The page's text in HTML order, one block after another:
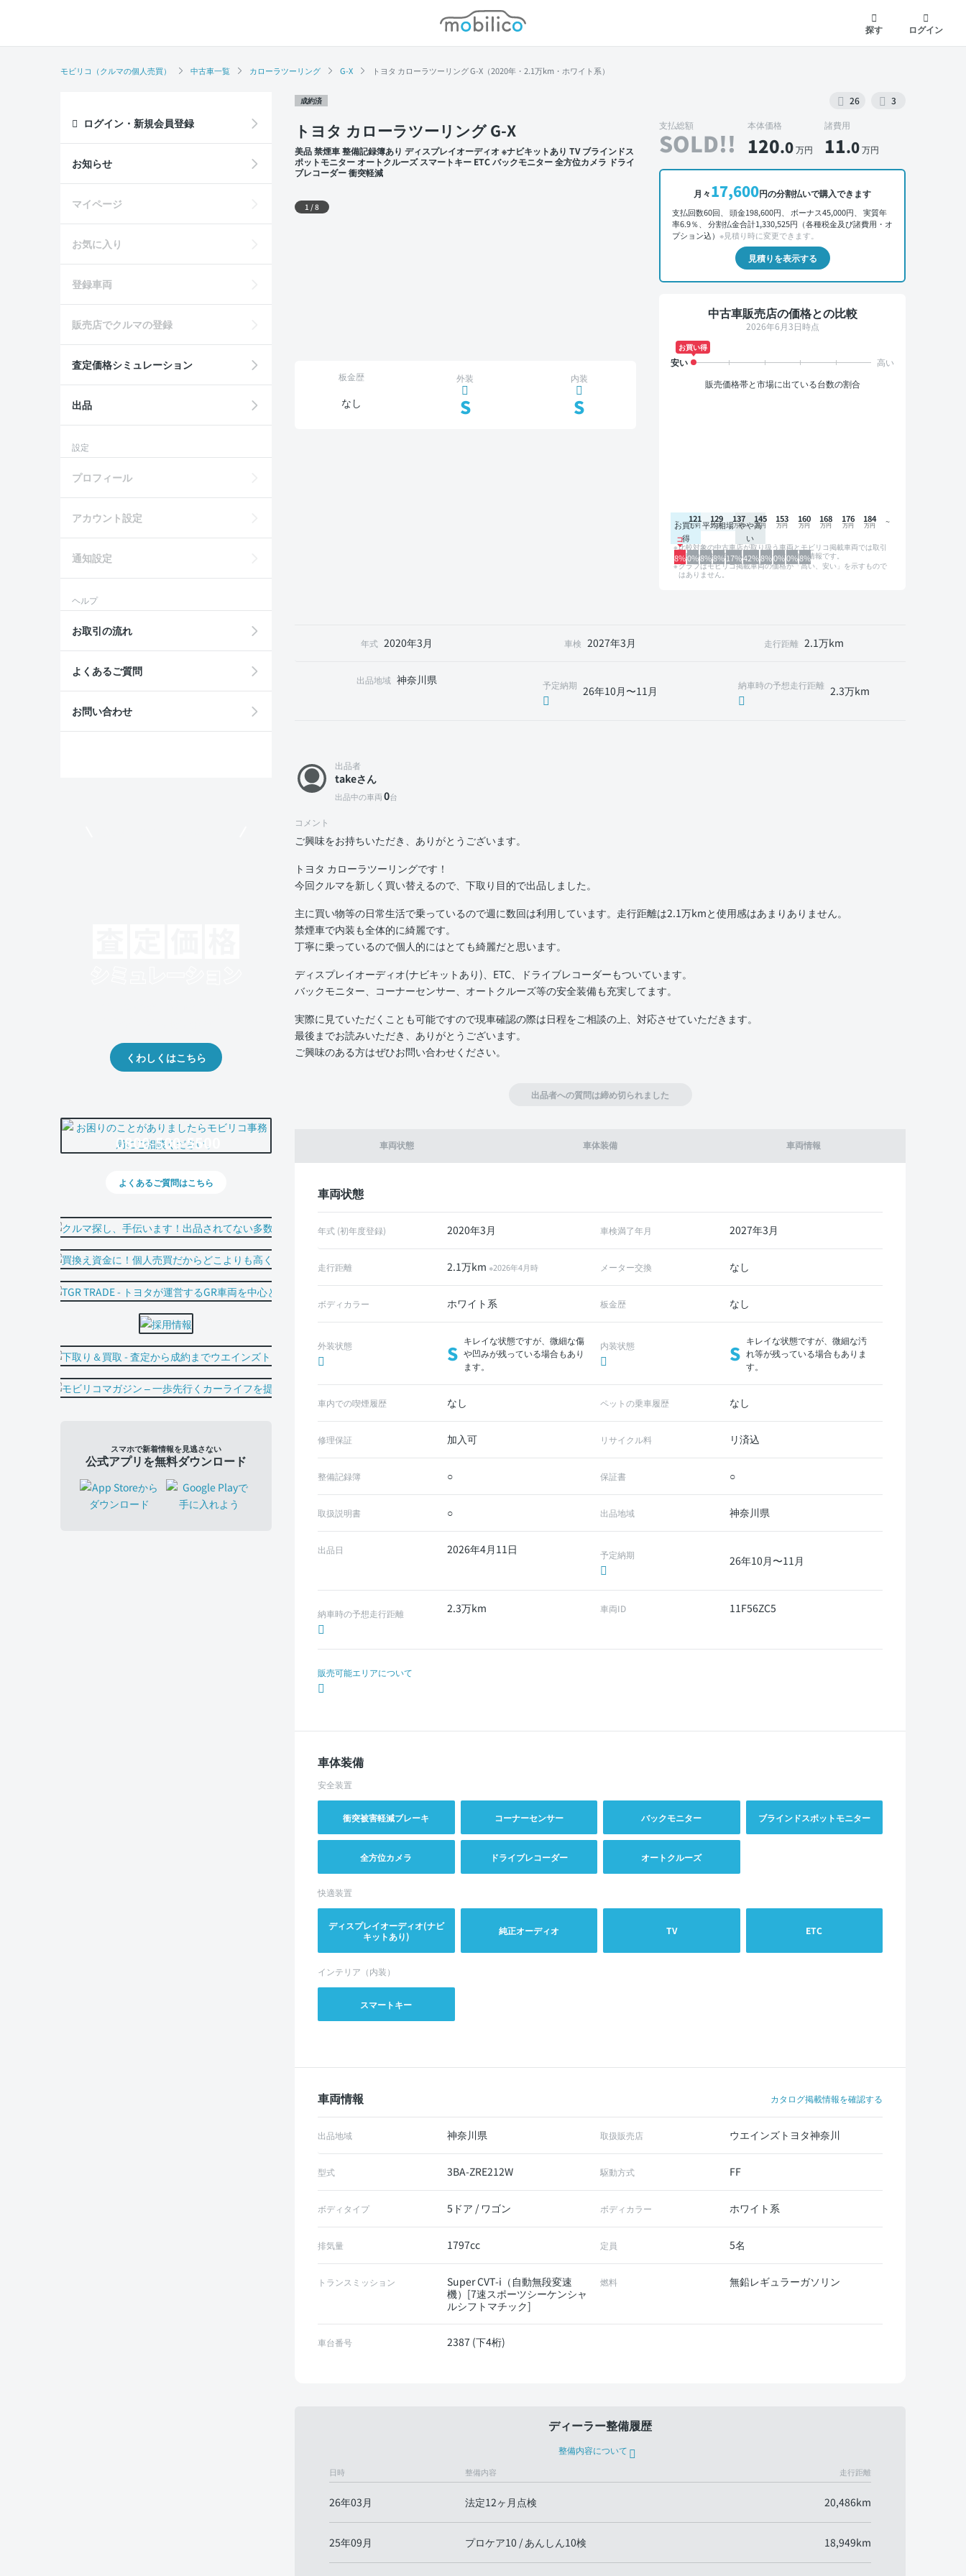
モビリコ
探す
ログイン
モビリコ（クルマの個人売買） 中古車一覧 カローラツーリング G-X トヨタ カローラツーリング G-X（2020年・2.1万km・ホワイト系）
成約済 26 3
トヨタ カローラツーリング G-X
美品 禁煙車 整備記録簿あり ディスプレイオーディオ ※ナビキットあり TV ブラインドス
ポットモニター オートクルーズ スマートキー ETC バックモニター 全方位カメラ ドライ
ブレコーダー 衝突軽減
外装 左前
1 /8
支払総額
SOLD!!
本体価格
120.0万円
諸費用
11.0万円
月々17,600円の分割払いで購入できます
支払回数60回、 頭金198,600円、 ボーナス45,000円、 実質年
率6.9％、 分割払金合計1,330,525円（各種税金及び諸費用・オ
プション込） ※見積り時に変更できます。
見積りを表示する
中古車販売店の価格との比較
2026年6月3日時点
お買い得
販売価格帯と市場に出ている台数の割合
お買い
得
平均相場 やや高
い
8%0%8%8%17%42%8%0%0%8%
121 129 137 145 153 160 168 176 184
比較対象の中古車店が取り扱う車両とモビリコ掲載車両では取引
形態や条件が異なるため、グラフは参考情報です。
グラフはモビリコ掲載車両の価格が「高い、安い」を示すもので
はありません。
板金歴
なし
外装
S
内装
S
年式 2020年3月 車検 2027年3月 走行距離 2.1万km
出品地域 神奈川県 予定納期 26年10月〜11月 納車時の予想走行距離 2.3万km
車両状態 車体装備 車両情報
車両状態
年式 (初年度登録) 2020年3月 車検満了年月 2027年3月
走行距離 2.1万km ※2026年4月時 メーター交換 なし
ボディカラー ホワイト系 板金歴 なし
外装状態 S
キレイな状態ですが、微細な傷
や凹みが残っている場合もあり
ます。
内装状態 S
キレイな状態ですが、微細な汚
れ等が残っている場合もありま
す。
車内での喫煙履歴 なし ペットの乗車履歴 なし
修理保証 加入可 リサイクル料 リ済込
整備記録簿 ○ 保証書 ○
取扱説明書 ○ 出品地域 神奈川県
出品日 2026年4月11日 予定納期 26年10月〜11月
納車時の予想走行距離 2.3万km 車両ID 11F56ZC5
販売可能エリアについて
車体装備
安全装置
衝突被害軽減ブレーキ コーナーセンサー バックモニター ブラインドスポットモニター
全方位カメラ ドライブレコーダー オートクルーズ
快適装置
ディスプレイオーディオ(ナビ
キットあり)
純正オーディオ TV ETC
インテリア（内装）
スマートキー
車両情報 カタログ掲載情報を確認する
出品地域 神奈川県 取扱販売店 ウエインズトヨタ神奈川
型式 3BA-ZRE212W 駆動方式 FF
ボディタイプ 5ドア / ワゴン ボディカラー ホワイト系
排気量 1797cc 定員 5名
トランスミッション
Super CVT-i（自動無段変速
機）[7速スポーツシーケンシャ
ルシフトマチック]
燃料 無鉛レギュラーガソリン
車台番号 2387 (下4桁)
出品者
takeさん
出品中の車両0台
コメント
ご興味をお持ちいただき、ありがとうございます。
トヨタ カローラツーリングです！
今回クルマを新しく買い替えるので、下取り目的で出品しました。
主に買い物等の日常生活で乗っているので週に数回は利用しています。走行距離は2.1万kmと使用感はあまりありません。
禁煙車で内装も全体的に綺麗です。
丁寧に乗っているので個人的にはとても綺麗だと思います。
ディスプレイオーディオ(ナビキットあり)、ETC、ドライブレコーダーもついています。
バックモニター、コーナーセンサー、オートクルーズ等の安全装備も充実してます。
実際に見ていただくことも可能ですので現車確認の際は日程をご相談の上、対応させていただきます。
最後までお読みいただき、ありがとうございます。
ご興味のある方はぜひお問い合わせください。
出品者への質問は締め切られました
ディーラー整備履歴
整備内容について
日時 整備内容 走行距離
26年03月 法定12ヶ月点検 20,486km
25年09月 プロケア10 / あんしん10検 18,949km
ログイン・新規会員登録
お知らせ
マイページ
お気に入り
登録車両
販売店でクルマの登録
査定価格シミュレーション
出品
設定
プロフィール
アカウント設定
通知設定
ヘルプ
お取引の流れ
よくあるご質問
お問い合わせ
くわしくはこちら
0800-500-5500
よくあるご質問はこちら
スマホで新着情報を見逃さない
公式アプリを無料ダウンロード